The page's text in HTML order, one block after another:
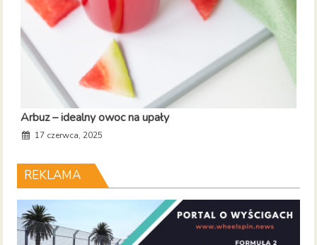
Arbuz – idealny owoc na upały
17 czerwca, 2025
REKLAMA